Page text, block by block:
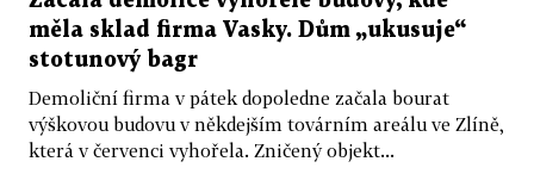
měla sklad firma Vasky. Dům „ukusuje“
stotunový bagr
Demoliční firma v pátek dopoledne začala bourat
výškovou budovu v někdejším továrním areálu ve Zlíně,
která v červenci vyhořela. Zničený objekt...